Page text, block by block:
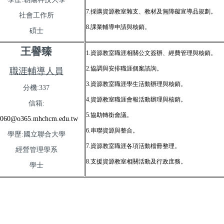
社會工作所
碩士
7.採購資源教室雜支、教材及無障礙宣導品規劃。
8.課業輔導申請與核銷。
王譽臻
職涯輔導人員
分機:337
信箱:
學歷:國立聯合大學
經營管理學系
學士
1.資源教室職涯相關公文簽辦、經費管理與核銷。
2.協調與安排職涯個案諮詢。
3.資源教室職涯學生活動辦理與核銷。
4.資源教室職涯會報活動辦理與核銷。
5.協助轉銜會議。
6.串聯資源與整合。
7.資源教室職涯各項活動檔冊整理。
8.支援資源教室相關活動及行政庶務。